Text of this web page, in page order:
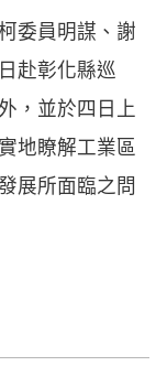
委員明謀、謝
赴彰化縣巡
，並於四日上
地瞭解工業區
展所面臨之問